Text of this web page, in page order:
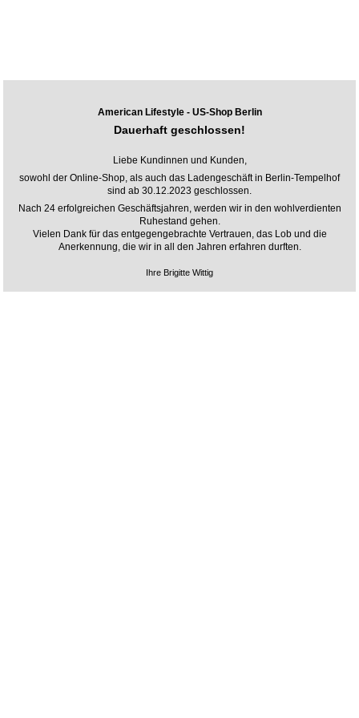
American Lifestyle - US-Shop Berlin
Dauerhaft geschlossen!
Liebe Kundinnen und Kunden,
sowohl der Online-Shop, als auch das Ladengeschäft in Berlin-Tempelhof
sind ab 30.12.2023 geschlossen.
Nach 24 erfolgreichen Geschäftsjahren, werden wir in den wohlverdienten
Ruhestand gehen.
Vielen Dank für das entgegengebrachte Vertrauen, das Lob und die
Anerkennung, die wir in all den Jahren erfahren durften.
Ihre Brigitte Wittig